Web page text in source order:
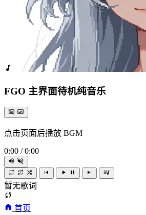
FGO 主界面待机纯音乐
点击页面后播放 BGM
0:00 / 0:00
暂无歌词
首页